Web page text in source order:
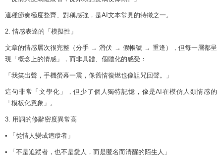
這種節奏極度整齊、對稱感強，是AI文本常見的特徵之一。
2. 情感表達的「模擬性」
文章的情感層次很完整（分手 → 潛伏 → 假帳號 → 重逢），但每一層都呈
現「概念上的情感」，而非具體、個體化的感受：
「我笑出聲，手機螢幕一震，像舊情復燃也像詛咒回聲。」
這句非常「文學化」，但少了個人獨特記憶，像是AI在模仿人類情感的
「模板化意象」。
3. 用詞的修辭密度異常高
• 「從情人變成追蹤者」
• 「不是追蹤者，也不是愛人，而是匿名而清醒的陌生人」